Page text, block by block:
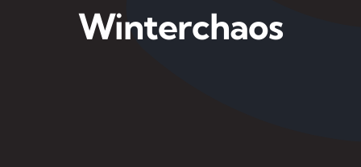
Winterchaos